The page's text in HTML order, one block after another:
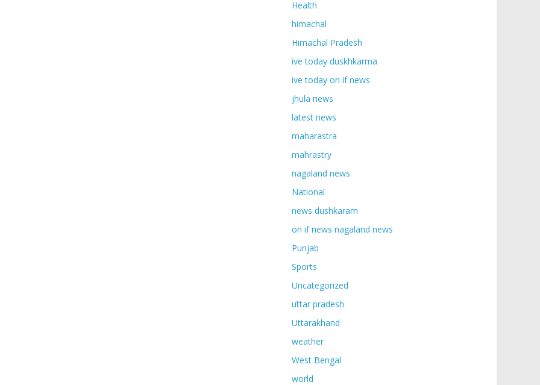
Health
himachal
Himachal Pradesh
ive today duskhkarma
ive today on if news
jhula news
latest news
maharastra
mahrastry
nagaland news
National
news dushkaram
on if news nagaland news
Punjab
Sports
Uncategorized
uttar pradesh
Uttarakhand
weather
West Bengal
world